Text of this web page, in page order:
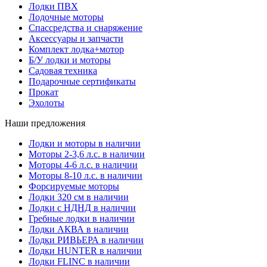
Лодки ПВХ
Лодочные моторы
Спассредства и снаряжение
Аксессуары и запчасти
Комплект лодка+мотор
Б/У лодки и моторы
Садовая техника
Подарочные сертификаты
Прокат
Эхолоты
Наши предложения
Лодки и моторы в наличии
Моторы 2-3,6 л.с. в наличии
Моторы 4-6 л.с. в наличии
Моторы 8-10 л.с. в наличии
Форсируемые моторы
Лодки 320 см в наличии
Лодки с НДНД в наличии
Гребные лодки в наличии
Лодки АКВА в наличии
Лодки РИВЬЕРА в наличии
Лодки HUNTER в наличии
Лодки FLINC в наличии